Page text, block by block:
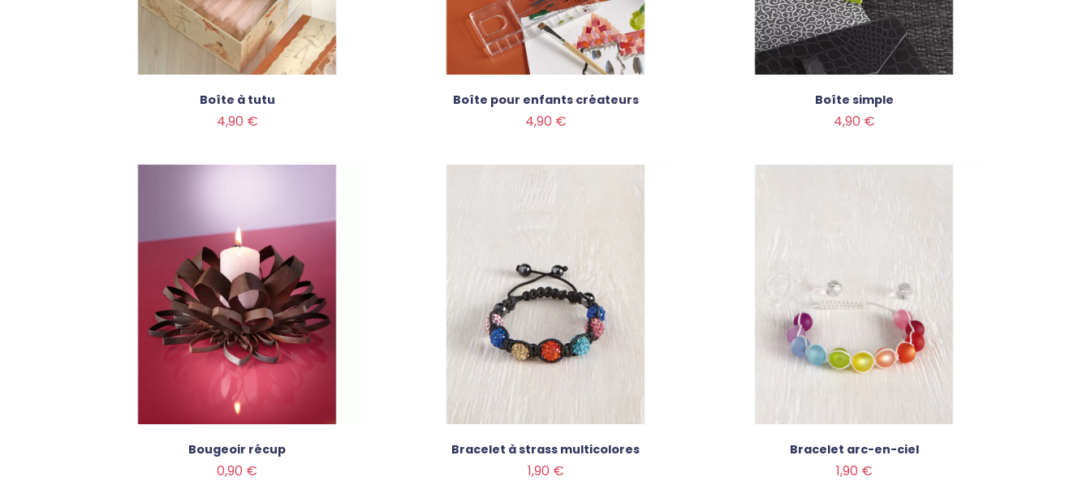
Boîte à tutu
4,90 €
Boîte pour enfants créateurs
4,90 €
Boîte simple
4,90 €
Bougeoir récup
0,90 €
Bracelet à strass multicolores
1,90 €
Bracelet arc-en-ciel
1,90 €